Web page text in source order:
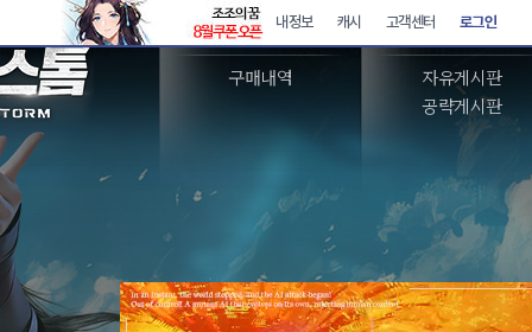
아이템샵
구매내역
커뮤니티
자유게시판
공략게시판